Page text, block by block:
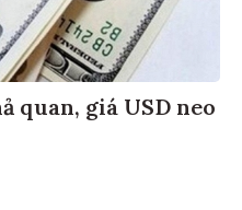
quan, giá USD neo